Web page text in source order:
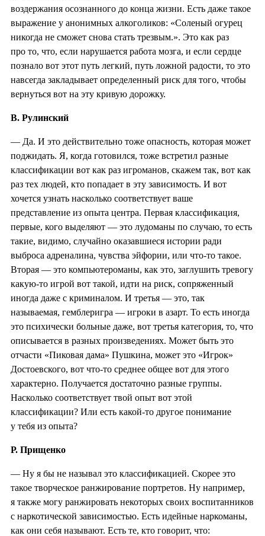
воздержания осознанного до конца жизни. Есть даже такое
выражение у анонимных алкоголиков: «Соленый огурец
никогда не сможет снова стать трезвым.». Это как раз
про то, что, если нарушается работа мозга, и если сердце
познало вот этот путь легкий, путь ложной радости, то это
навсегда закладывает определенный риск для того, чтобы
вернуться вот на эту кривую дорожку.
В. Рулинский
— Да. И это действительно тоже опасность, которая может
поджидать. Я, когда готовился, тоже встретил разные
классификации вот как раз игроманов, скажем так, вот как
раз тех людей, кто попадает в эту зависимость. И вот
хочется узнать насколько соответствует ваше
представление из опыта центра. Первая классификация,
первые, кого выделяют — это лудоманы по случаю, то есть
такие, видимо, случайно оказавшиеся истории ради
выброса адреналина, чувства эйфории, или что-то такое.
Вторая — это компьютероманы, как это, заглушить тревогу
какую-то игрой вот такой, идти на риск, сопряженный
иногда даже с криминалом. И третья — это, так
называемая, гемблеригра — игроки в азарт. То есть иногда
это психически больные даже, вот третья категория, то, что
описывается в разных произведениях. Может быть это
отчасти «Пиковая дама» Пушкина, может это «Игрок»
Достоевского, вот что-то среднее общее вот для этого
характерно. Получается достаточно разные группы.
Насколько соответствует твой опыт вот этой
классификации? Или есть какой-то другое понимание
у тебя из опыта?
Р. Прищенко
— Ну я бы не называл это классификацией. Скорее это
такое творческое ранжирование портретов. Ну например,
я также могу ранжировать некоторых своих воспитанников
с наркотической зависимостью. Есть идейные наркоманы,
как они себя называют. Есть те, кто говорит, что: